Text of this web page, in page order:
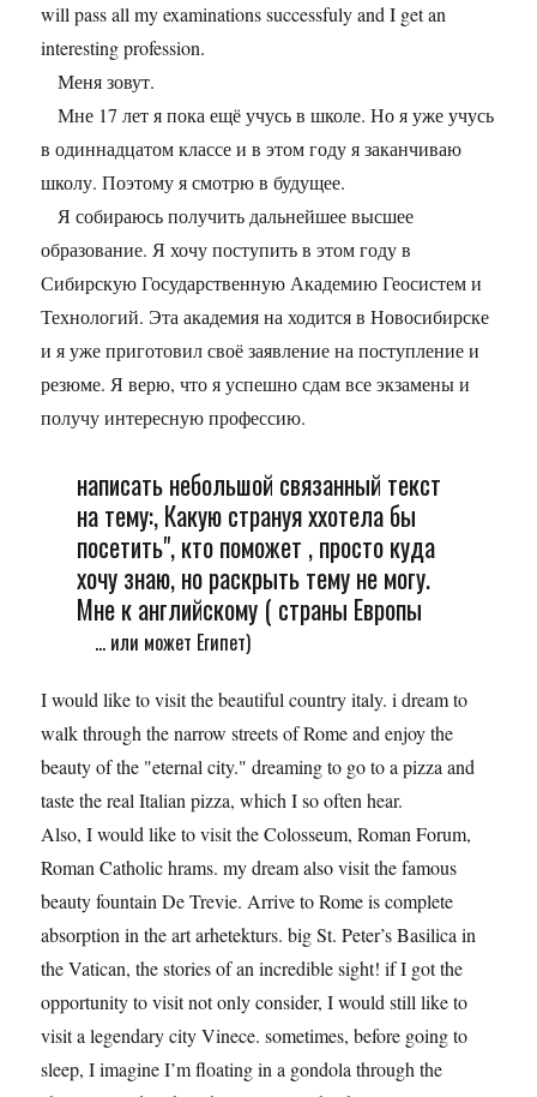
will pass all my examinations successfuly and I get an
interesting profession.
Меня зовут.
Мне 17 лет я пока ещё учусь в школе. Но я уже учусь
в одиннадцатом классе и в этом году я заканчиваю
школу. Поэтому я смотрю в будущее.
Я собираюсь получить дальнейшее высшее
образование. Я хочу поступить в этом году в
Сибирскую Государственную Академию Геосистем и
Технологий. Эта академия на ходится в Новосибирске
и я уже приготовил своё заявление на поступление и
резюме. Я верю, что я успешно сдам все экзамены и
получу интересную профессию.
написать небольшой связанный текст
на тему:, Какую странуя ххотела бы
посетить", кто поможет , просто куда
хочу знаю, но раскрыть тему не могу.
Мне к английскому ( страны Европы
... или может Египет)
I would like to visit the beautiful country italy. i dream to
walk through the narrow streets of Rome and enjoy the
beauty of the "eternal city." dreaming to go to a pizza and
taste the real Italian pizza, which I so often hear.
Also, I would like to visit the Colosseum, Roman Forum,
Roman Catholic hrams. my dream also visit the famous
beauty fountain De Trevie. Arrive to Rome is complete
absorption in the art arhetekturs. big St. Peter’s Basilica in
the Vatican, the stories of an incredible sight! if I got the
opportunity to visit not only consider, I would still like to
visit a legendary city Vinece. sometimes, before going to
sleep, I imagine I’m floating in a gondola through the